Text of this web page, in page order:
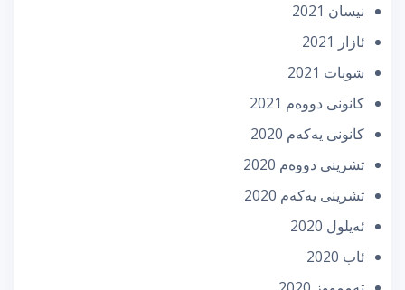
نیسان 2021
ئازار 2021
شوبات 2021
كانونی دووه‌م 2021
كانونی یه‌كه‌م 2020
تشرینی دووه‌م 2020
تشرینی یه‌كه‌م 2020
ئه‌یلول 2020
ئاب 2020